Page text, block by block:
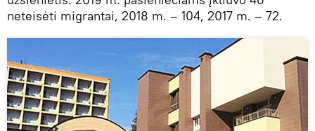
neteisėti migrantai, 2018 m. – 104, 2017 m. – 72.